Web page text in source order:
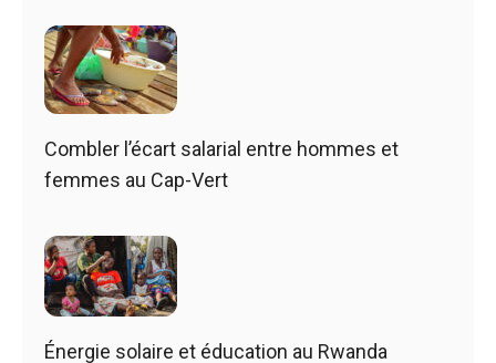
Combler l’écart salarial entre hommes et
femmes au Cap-Vert
Énergie solaire et éducation au Rwanda